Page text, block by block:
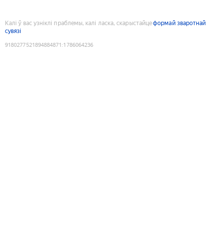
Калі ў вас узніклі праблемы, калі ласка, скарыстайцеформай зваротнай
сувязі
9180277521894884871 :1786064236